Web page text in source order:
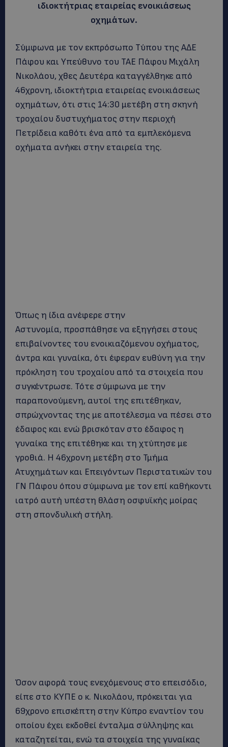
ιδιοκτήτριας εταιρείας ενοικιάσεως
οχημάτων.
Σύμφωνα με τον εκπρόσωπο Τύπου της ΑΔΕ
Πάφου και Υπεύθυνο του ΤΑΕ Πάφου Μιχάλη
Νικολάου, χθες Δευτέρα καταγγέλθηκε από
46χρονη, ιδιοκτήτρια εταιρείας ενοικιάσεως
οχημάτων, ότι στις 14:30 μετέβη στη σκηνή
τροχαίου δυστυχήματος στην περιοχή
Πετρίδεια καθότι ένα από τα εμπλεκόμενα
οχήματα ανήκει στην εταιρεία της.
Όπως η ίδια ανέφερε στην
Αστυνομία, προσπάθησε να εξηγήσει στους
επιβαίνοντες του ενοικιαζόμενου οχήματος,
άντρα και γυναίκα, ότι έφεραν ευθύνη για την
πρόκληση του τροχαίου από τα στοιχεία που
συγκέντρωσε. Τότε σύμφωνα με την
παραπονούμενη, αυτοί της επιτέθηκαν,
σπρώχνοντας της με αποτέλεσμα να πέσει στο
έδαφος και ενώ βρισκόταν στο έδαφος η
γυναίκα της επιτέθηκε και τη χτύπησε με
γροθιά. Η 46χρονη μετέβη στο Τμήμα
Ατυχημάτων και Επειγόντων Περιστατικών του
ΓΝ Πάφου όπου σύμφωνα με τον επί καθήκοντι
ιατρό αυτή υπέστη θλάση οσφυϊκής μοίρας
στη σπονδυλική στήλη.
Όσον αφορά τους ενεχόμενους στο επεισόδιο,
είπε στο ΚΥΠΕ ο κ. Νικολάου, πρόκειται για
69χρονο επισκέπτη στην Κύπρο εναντίον του
οποίου έχει εκδοθεί ένταλμα σύλληψης και
καταζητείται, ενώ τα στοιχεία της γυναίκας